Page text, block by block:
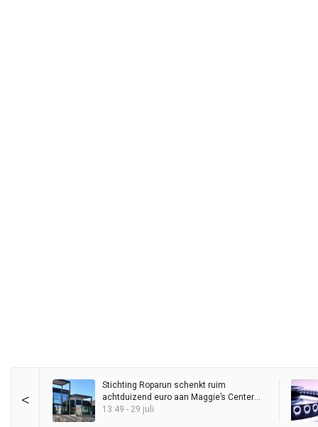
<
Stichting Roparun schenkt ruim
achtduizend euro aan Maggie’s Center
Groningen
13:49 - 29 juli